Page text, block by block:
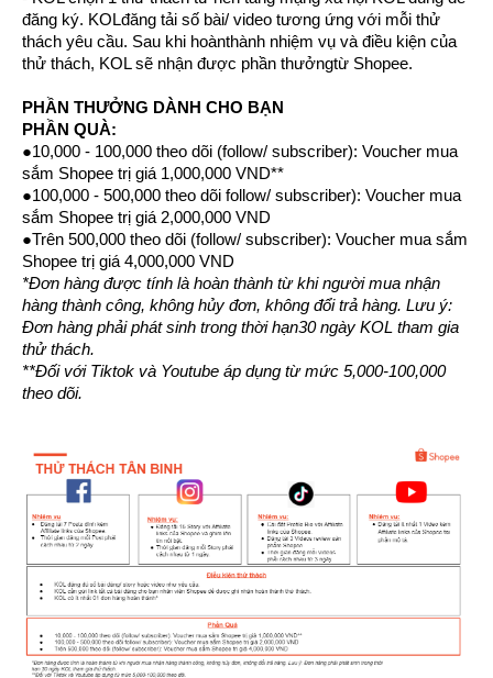
đăng ký. KOLđăng tải số bài/ video tương ứng với mỗi thử
thách yêu cầu. Sau khi hoànthành nhiệm vụ và điều kiện của
thử thách, KOL sẽ nhận được phần thưởngtừ Shopee.
PHẦN THƯỞNG DÀNH CHO BẠN
PHẦN QUÀ:
●10,000 - 100,000 theo dõi (follow/ subscriber): Voucher mua
sắm Shopee trị giá 1,000,000 VND**
●100,000 - 500,000 theo dõi follow/ subscriber): Voucher mua
sắm Shopee trị giá 2,000,000 VND
●Trên 500,000 theo dõi (follow/ subscriber): Voucher mua sắm
Shopee trị giá 4,000,000 VND
*Đơn hàng được tính là hoàn thành từ khi người mua nhận
hàng thành công, không hủy đơn, không đổi trả hàng. Lưu ý:
Đơn hàng phải phát sinh trong thời hạn30 ngày KOL tham gia
thử thách.
**Đối với Tiktok và Youtube áp dụng từ mức 5,000-100,000
theo dõi.